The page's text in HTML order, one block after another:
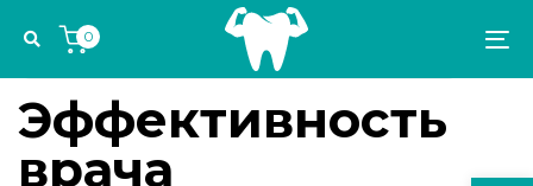
links
navigation
Skip
0
IN:
УПРАВЛЕНИЕ СТОМАТОЛОГИЧЕСКОЙ ПРАКТИКОЙ
Эффективность
врача
on: